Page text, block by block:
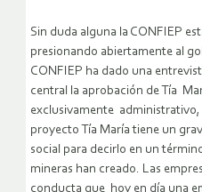
Sin duda alguna la CONFIEP
presionando abiertamente al
CONFIEP ha dado una
central la aprobación de Tía
exclusivamente administrativo,
proyecto Tía María tiene un
social para decirlo en un
mineras han creado. Las
conducta que hoy en día una